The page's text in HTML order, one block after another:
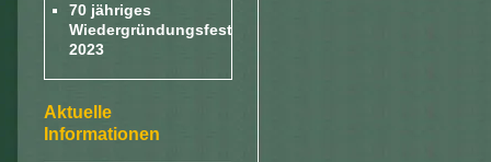
70 jähriges
Wiedergründungsfest
2023
Aktuelle
Informationen